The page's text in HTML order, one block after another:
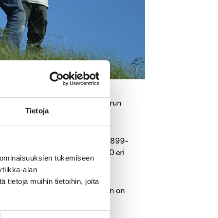
Tietoja
tukemiseen
alan
tietoja muihin tietoihin, joita
Sipilän taiteen näyttelyyn Turun
Greta Hällfors­ Sipilän (1899-
luvulta 1950-luvulle noin 60 eri
Näyttelykierroksen jälkeen on